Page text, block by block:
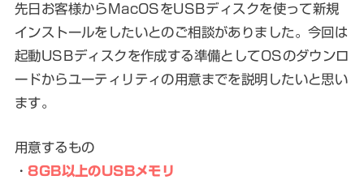
先日お客様からMacOSをUSBディスクを使って新規
インストールをしたいとのご相談がありました。今回は
起動USBディスクを作成する準備としてOSのダウンロ
ードからユーティリティの用意までを説明したいと思い
ます。
用意するもの
・8GB以上のUSBメモリ